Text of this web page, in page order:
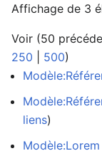
Affichage de 3
Voir (50
250
500)
liens)